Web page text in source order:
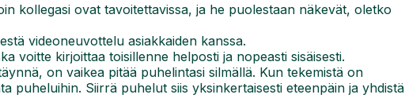
kollegasi ovat tavoitettavissa, ja he puolestaan näkevät, oletko
videoneuvottelu asiakkaiden kanssa.
voitte kirjoittaa toisillenne helposti ja nopeasti sisäisesti.
on vaikea pitää puhelintasi silmällä. Kun tekemistä on
puheluihin. Siirrä puhelut siis yksinkertaisesti eteenpäin ja yhdistä